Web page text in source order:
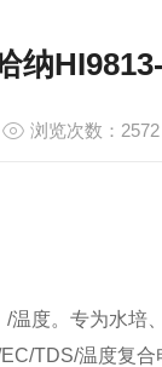
HI9813-
浏览次数：2572
温度。专为水培
TDS/温度复合